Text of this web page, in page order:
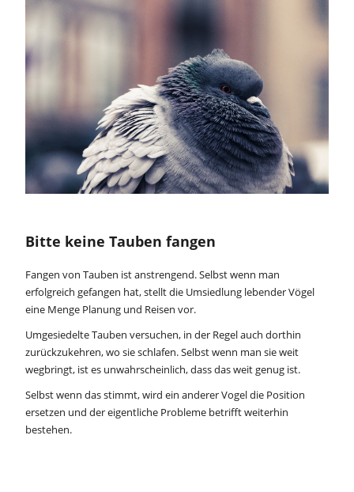
Bitte keine Tauben fangen
Fangen von Tauben ist anstrengend. Selbst wenn man
erfolgreich gefangen hat, stellt die Umsiedlung lebender Vögel
eine Menge Planung und Reisen vor.
Umgesiedelte Tauben versuchen, in der Regel auch dorthin
zurückzukehren, wo sie schlafen. Selbst wenn man sie weit
wegbringt, ist es unwahrscheinlich, dass das weit genug ist.
Selbst wenn das stimmt, wird ein anderer Vogel die Position
ersetzen und der eigentliche Probleme betrifft weiterhin
bestehen.